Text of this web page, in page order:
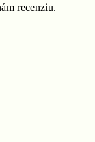
recenziu.